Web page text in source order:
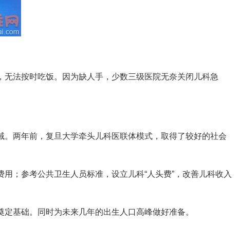
法按时吃饭。因为缺人手，少数三级医院无奈关闭儿科急
两年前，复旦大学牵头儿科医联体模式，取得了较好的社会
；参考公共卫生人员标准，设立儿科“人头费”，改善儿科收入
基础。同时为未来几年的出生人口高峰做好准备。